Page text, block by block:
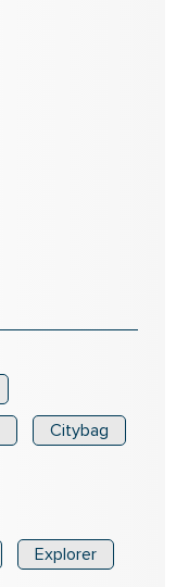
Citybag
Explorer